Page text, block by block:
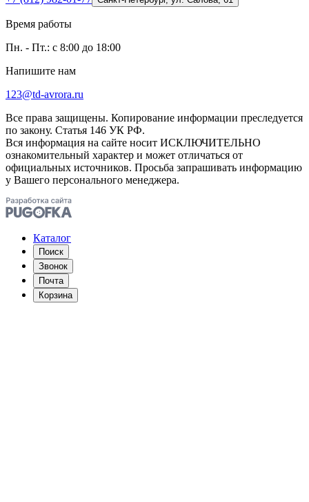
Время работы
Пн. - Пт.: с 8:00 до 18:00
Напишите нам
123@td-avrora.ru
Все права защищены. Копирование информации преследуется
по закону. Статья 146 УК РФ.
Вся информация на сайте носит ИСКЛЮЧИТЕЛЬНО
ознакомительный характер и может отличаться от
официальных источников. Просьба запрашивать информацию
у Вашего персонального менеджера.
Каталог
Поиск
Звонок
Почта
Корзина